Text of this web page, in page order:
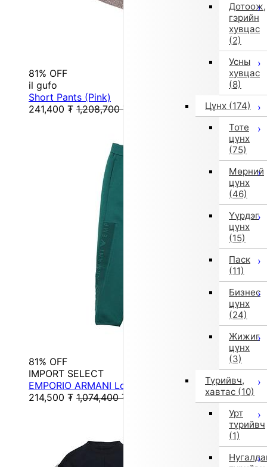
Дотоож,
гэрийн
хувцас
(2)
Усны
хувцас
(8)
Цүнх (174)
Тоте
цүнх
(75)
Мөрний
цүнх
(46)
Үүрдэг
цүнх
(15)
Паск
(11)
Бизнес
цүнх
(24)
Жижиг
цүнх
(3)
Түрийвч,
хавтас (10)
Урт
түрийвч
(1)
81% OFF
il gufo
Short Pants (Pink)
241,400 ₮ 1,208,700 ₮
81% OFF
IMPORT SELECT
EMPORIO ARMANI Long Pants
214,500 ₮ 1,074,400 ₮